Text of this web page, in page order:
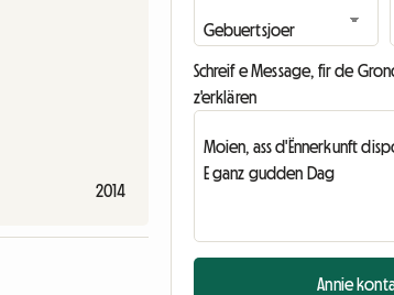
2014
Schreif e Message, fir de
z'erklären
Annie